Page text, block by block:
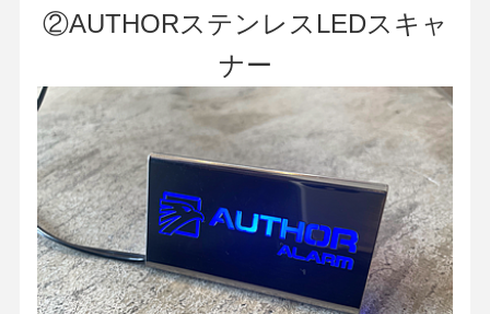
②AUTHORステンレスLEDスキャ
ナー